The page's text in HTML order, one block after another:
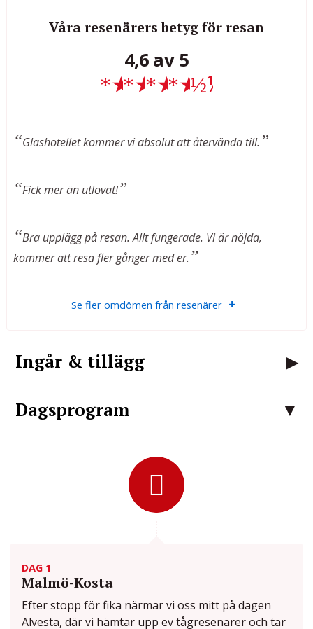
Våra resenärers betyg för resan
4,6 av 5
★★★★ ½
Glashotellet kommer vi absolut att återvända till.
Fick mer än utlovat!
Bra upplägg på resan. Allt fungerade. Vi är nöjda,
kommer att resa fler gånger med er.
Se fler omdömen från resenärer
Ingår & tillägg
Dagsprogram
DAG 1
Malmö-Kosta
Efter stopp för fika närmar vi oss mitt på dagen
Alvesta, där vi hämtar upp ev tågresenärer och tar